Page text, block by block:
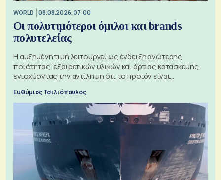
WORLD 08.08.2026, 07:00
Οι πολυτιμότεροι όμιλοι και brands
πολυτελείας
Η αυξημένη τιμή λειτουργεί ως ένδειξη ανώτερης
ποιότητας, εξαιρετικών υλικών και άρτιας κατασκευής,
ενισχύοντας την αντίληψη ότι το προϊόν είναι
Ευθύμιος Τσιλιόπουλος